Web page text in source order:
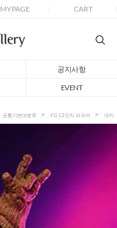
MYPAGE CART
공지사항
EVENT
공통기본대분류 FG 12인치 피규어 네카